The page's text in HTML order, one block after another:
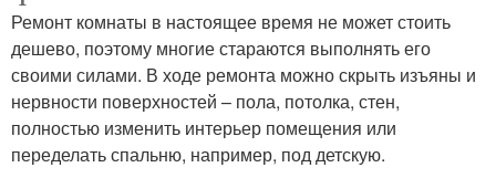
Ремонт комнаты в настоящее время не может стоить
дешево, поэтому многие стараются выполнять его
своими силами. В ходе ремонта можно скрыть изъяны и
нервности поверхностей – пола, потолка, стен,
полностью изменить интерьер помещения или
переделать спальню, например, под детскую.